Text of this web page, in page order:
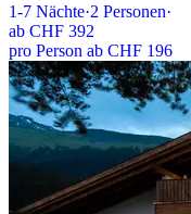
1-7 Nächte·2 Personen·
ab CHF 392
pro Person ab CHF 196